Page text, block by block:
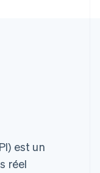
est un
réel